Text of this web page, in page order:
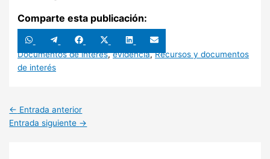
Comparte esta publicación:
Compartir
en
WhatsApp
Compartir
en
Telegram
Compartir
en
Facebook
Compartir
en
X
(Twitter)
Compartir
en
LinkedIn
Compartir
en
Email
Documentos de interés,evidencia,Recursos y documentos
de interés
← Entrada anterior
Entrada siguiente →